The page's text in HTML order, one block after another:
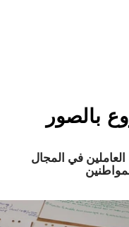
بالصور
في المجال